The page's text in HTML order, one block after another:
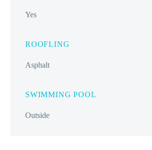
Yes
ROOFLING
Asphalt
SWIMMING POOL
Outside